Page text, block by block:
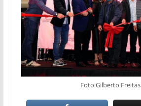
Foto:Gilberto Freitas